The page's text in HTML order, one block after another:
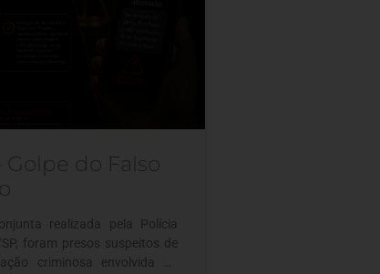
Golpe do Falso
realizada pela Polícia
foram presos suspeitos de
criminosa envolvida no